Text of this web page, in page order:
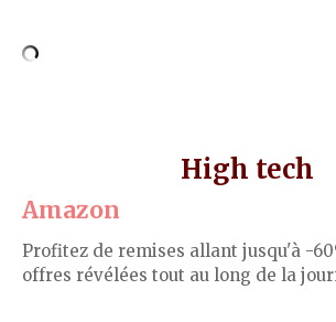
High tech
Amazon
Profitez de remises allant jusqu'à -
offres révélées tout au long de la